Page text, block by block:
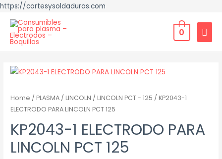
https://cortesysoldaduras.com
0
Home /PLASMA /LINCOLN /LINCOLN PCT - 125 / KP2043-1
ELECTRODO PARA LINCOLN PCT 125
KP2043-1 ELECTRODO PARA
LINCOLN PCT 125